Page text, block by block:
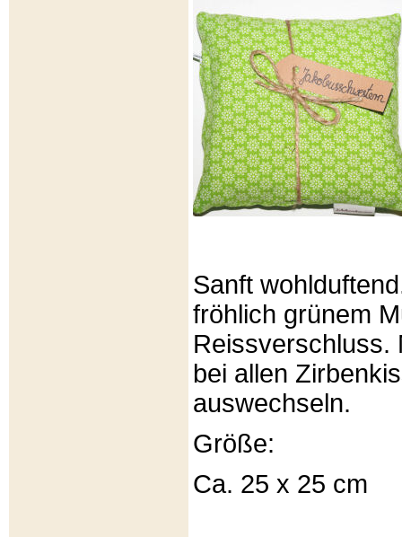
Sanft
fröhlich grünem
Reissverschluss.
bei allen
auswechseln.
Größe:
Ca. 25 x 25 cm